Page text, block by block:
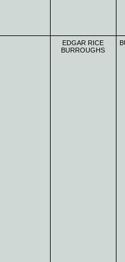
EDGAR RICE
BURROUGHS